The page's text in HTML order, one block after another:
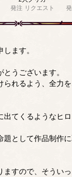
発注 リクエスト
ます。
うございます。
られるよう、全力
出てくるようなヒ
題として作品制作
ますので、そうい